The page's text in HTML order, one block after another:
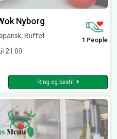
Nyborg
Buffet
21:00
1 People
Ring og bestil